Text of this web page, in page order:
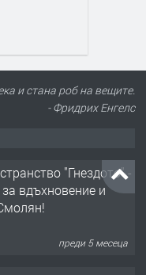
и стана роб на вещите.
- Фридрих Енгелс
"Гнездото" -
вдъхновение и
преди 5 месеца